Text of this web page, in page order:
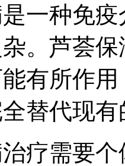
一种免
。芦荟
有所作
替代现
疗需要